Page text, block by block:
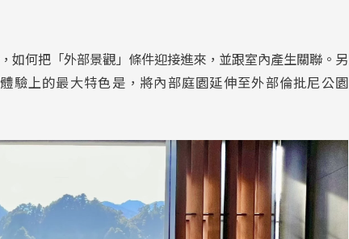
如何把「外部景觀」條件迎接進來，並跟室內產生關聯。另
驗上的最大特色是，將內部庭園延伸至外部倫批尼公園